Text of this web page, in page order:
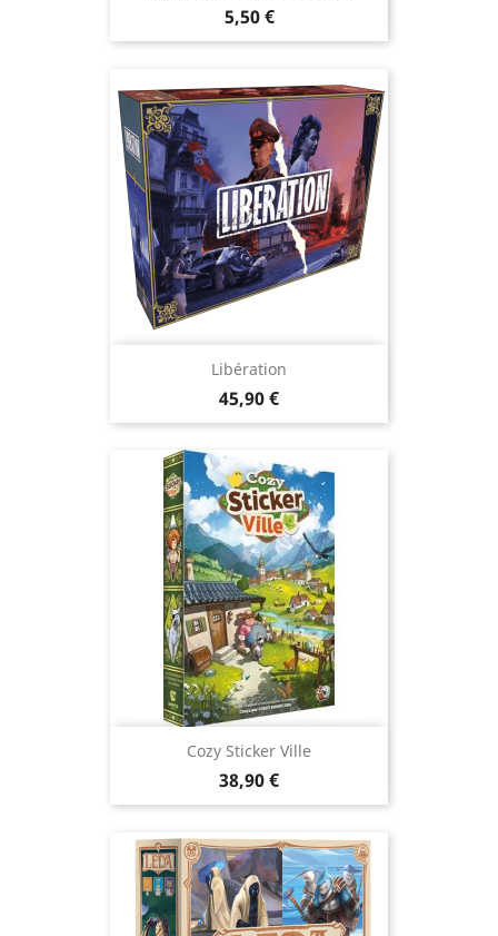
Prix
5,50 €
Libération
Prix
45,90 €
Cozy Sticker Ville
Prix
38,90 €